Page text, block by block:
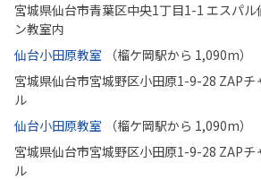
宮城県仙台市青葉区中央1丁目1-1 エスパル
ン教室内
仙台小田原教室
（榴ケ岡駅から 1,090m）
宮城県仙台市宮城野区小田原1-9-28 ZAPチ
ル
仙台小田原教室
（榴ケ岡駅から 1,090m）
宮城県仙台市宮城野区小田原1-9-28 ZAPチ
ル